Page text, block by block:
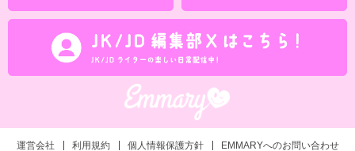
運営会社 利用規約 個人情報保護方針 EMMARYへのお問い合わせ